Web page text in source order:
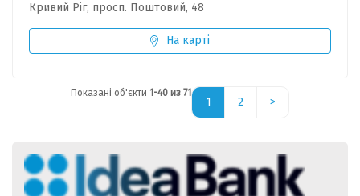
Кривий Ріг, просп. Поштовий, 48
На карті
Показані об'єкти 1-40 из 71
1 2 >